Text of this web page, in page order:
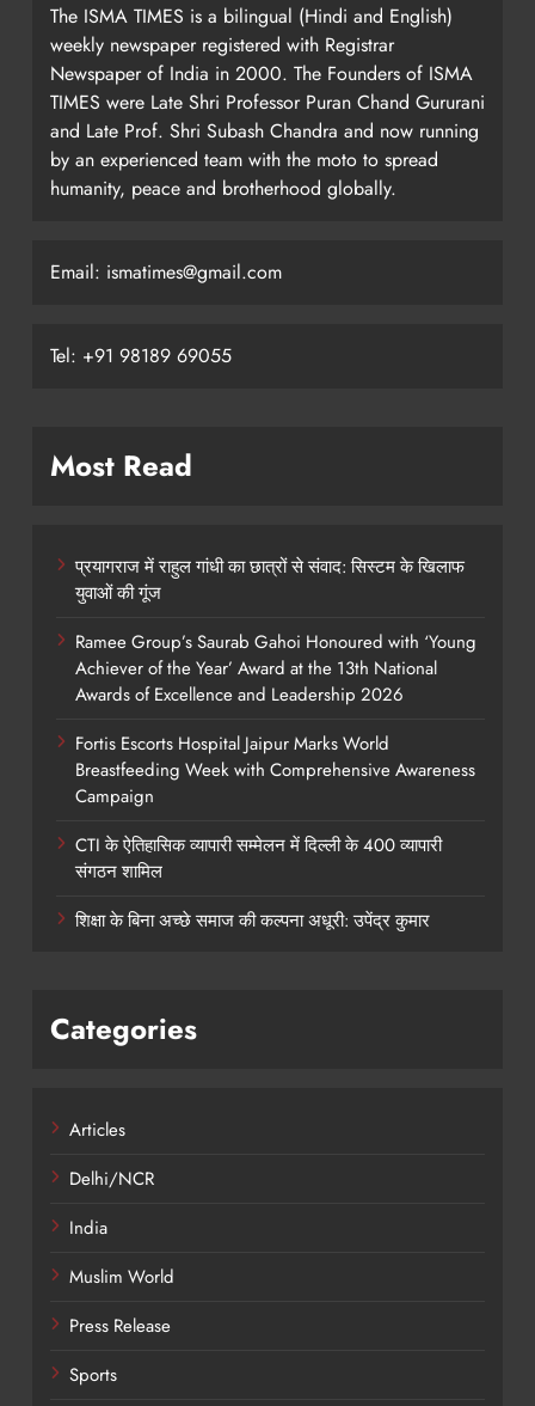
The ISMA TIMES is a bilingual (Hindi and English)
weekly newspaper registered with Registrar
Newspaper of India in 2000. The Founders of ISMA
TIMES were Late Shri Professor Puran Chand Gururani
and Late Prof. Shri Subash Chandra and now running
by an experienced team with the moto to spread
humanity, peace and brotherhood globally.
Email: ismatimes@gmail.com
Tel: +91 98189 69055
Most Read
प्रयागराज में राहुल गांधी का छात्रों से संवाद: सिस्टम के खिलाफ
युवाओं की गूंज
Ramee Group’s Saurab Gahoi Honoured with ‘Young
Achiever of the Year’ Award at the 13th National
Awards of Excellence and Leadership 2026
Fortis Escorts Hospital Jaipur Marks World
Breastfeeding Week with Comprehensive Awareness
Campaign
CTI के ऐतिहासिक व्यापारी सम्मेलन में दिल्ली के 400 व्यापारी
संगठन शामिल
शिक्षा के बिना अच्छे समाज की कल्पना अधूरी: उपेंद्र कुमार
Categories
Articles
Delhi/NCR
India
Muslim World
Press Release
Sports